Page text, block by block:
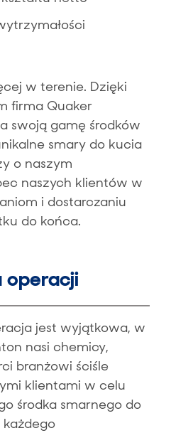
w terenie. Dzięki
firma Quaker
swoją gamę środków
smary do kucia
o naszym
naszych klientów w
i dostarczaniu
do końca.
operacji
jest wyjątkowa, w
nasi chemicy,
branżowi ściśle
klientami w celu
środka smarnego do